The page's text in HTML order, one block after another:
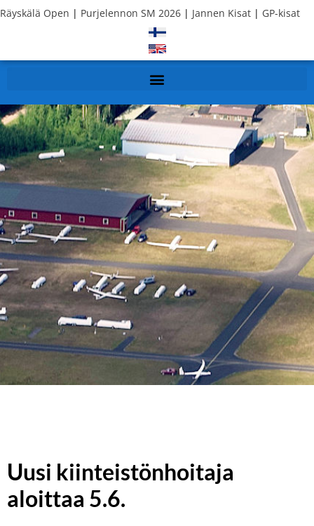
Räyskälä Open | Purjelennon SM 2026 | Jannen Kisat | GP-kisat
Uusi kiinteistönhoitaja
aloittaa 5.6.